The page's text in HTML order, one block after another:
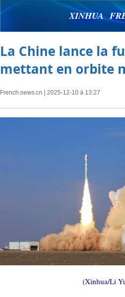
XINHUA
La Chine lance la
mettant en orbite
French.news.cn | 2025-12-10 à 13:27
(Xinhua/Li